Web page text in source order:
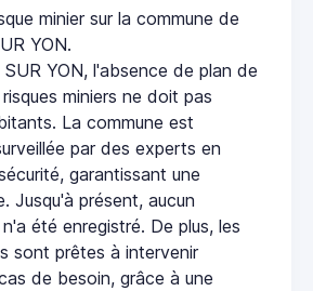
minier sur la commune de
YON.
SUR YON, l'absence de plan de
miniers ne doit pas
La commune est
par des experts en
garantissant une
Jusqu'à présent, aucun
été enregistré. De plus, les
sont prêtes à intervenir
de besoin, grâce à une